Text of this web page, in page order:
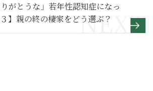
がとうな」若年性認知症になっ
】親の終の棲家をどう選ぶ？